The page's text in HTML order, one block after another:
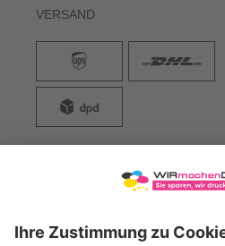
VERSAND
WIRmachenDRUCK GmbH
71522 Backnang